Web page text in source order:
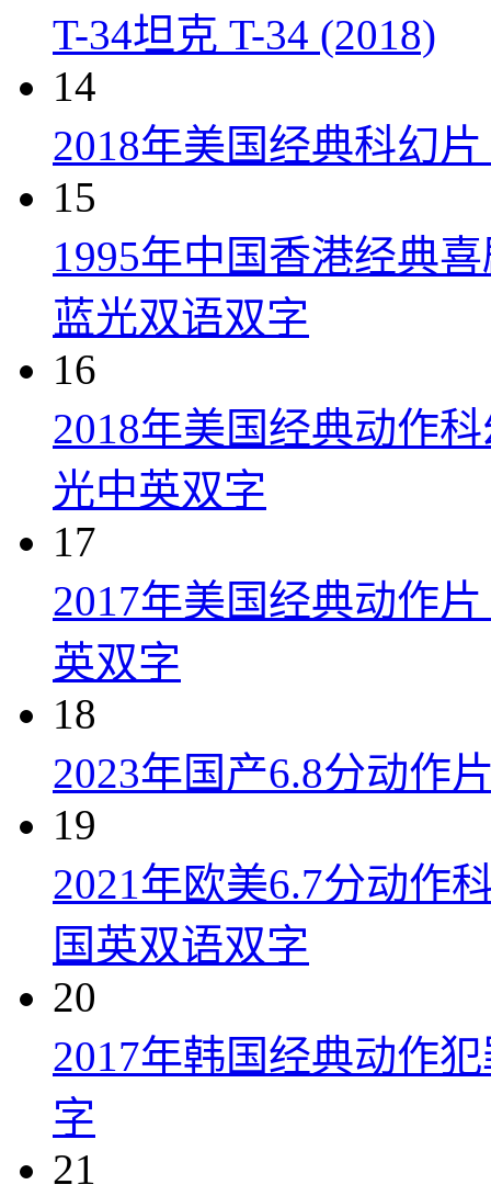
T-34坦克 T-34 (2018)
14
2018年美国经典科幻
15
1995年中国香港经典
蓝光双语双字
16
2018年美国经典动作
光中英双字
17
2017年美国经典动作
英双字
18
2023年国产6.8分动作
19
2021年欧美6.7分动作
国英双语双字
20
2017年韩国经典动作
字
21